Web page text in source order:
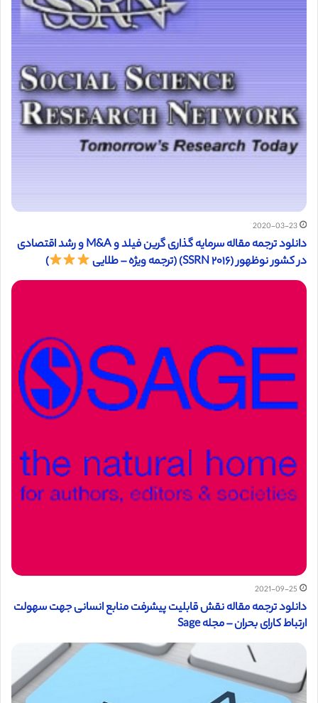
2020-03-23
دانلود ترجمه مقاله سرمایه گذاری گرین فیلد و M&A و رشد اقتصادی
در کشور نوظهور (SSRN ۲۰۱۶) (ترجمه ویژه – طلایی
)
2021-09-25
دانلود ترجمه مقاله نقش قابلیت پیشرفت منابع انسانی جهت سهولت
ارتباط کارای بحران – مجله Sage